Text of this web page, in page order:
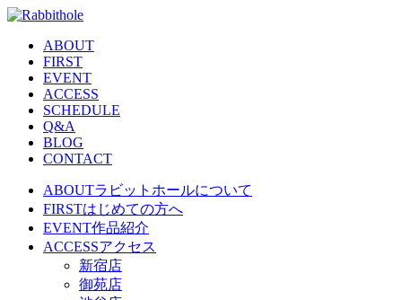
ABOUT
FIRST
EVENT
ACCESS
SCHEDULE
Q&A
BLOG
CONTACT
ABOUTラビットホールについて
FIRSTはじめての方へ
EVENT作品紹介
ACCESSアクセス
新宿店
御苑店